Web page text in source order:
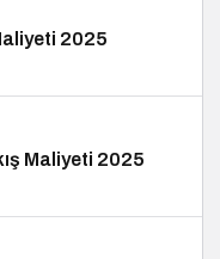
2025
Maliyeti 2025